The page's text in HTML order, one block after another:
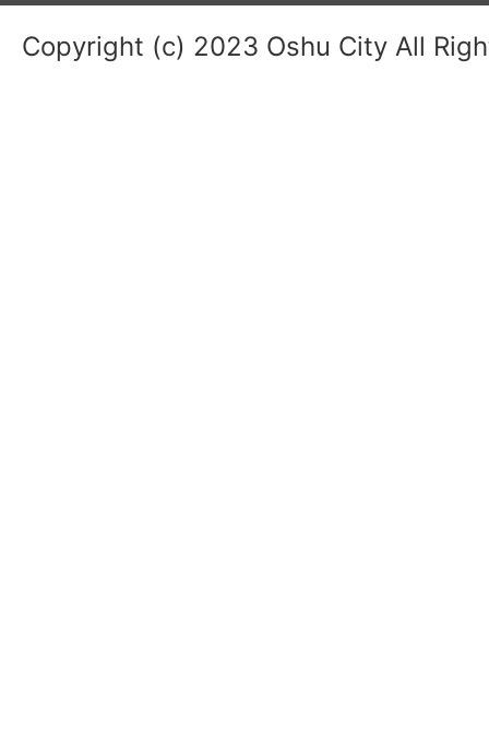
Copyright (c) 2023 Oshu City All